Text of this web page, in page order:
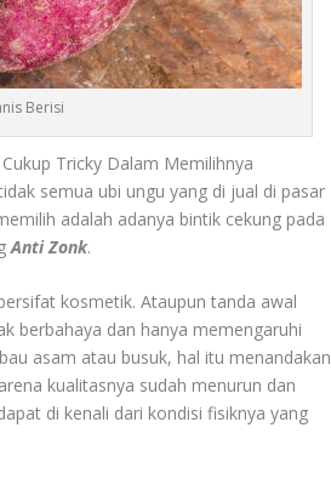
Berisi
Tricky Dalam Memilihnya
semua ubi ungu yang di jual di pasar
adalah adanya bintik cekung pada
Anti Zonk.
kosmetik. Ataupun tanda awal
berbahaya dan hanya memengaruhi
asam atau busuk, hal itu menandakan
kualitasnya sudah menurun dan
di kenali dari kondisi fisiknya yang